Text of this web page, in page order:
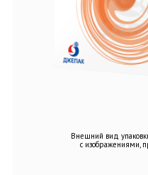
Внешний вид
с изображениями,